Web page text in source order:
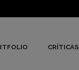
CRÍTICAS